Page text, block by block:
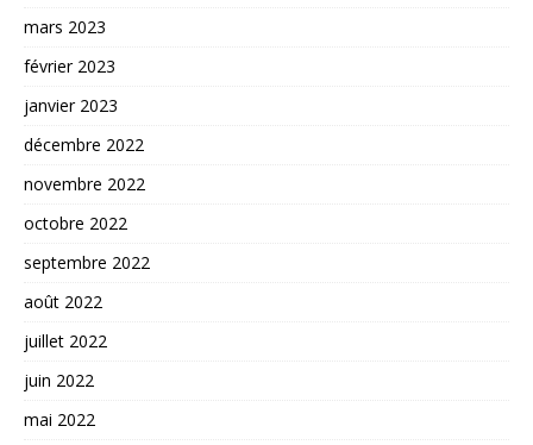
mars 2023
février 2023
janvier 2023
décembre 2022
novembre 2022
octobre 2022
septembre 2022
août 2022
juillet 2022
juin 2022
mai 2022